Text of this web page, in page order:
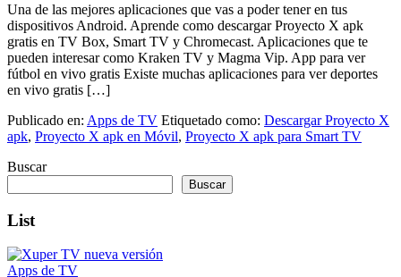
Una de las mejores aplicaciones que vas a poder tener en tus
dispositivos Android. Aprende como descargar Proyecto X apk
gratis en TV Box, Smart TV y Chromecast. Aplicaciones que te
pueden interesar como Kraken TV y Magma Vip. App para ver
fútbol en vivo gratis Existe muchas aplicaciones para ver deportes
en vivo gratis […]
Publicado en: Apps de TV Etiquetado como: Descargar Proyecto X
apk, Proyecto X apk en Móvil, Proyecto X apk para Smart TV
Buscar
Buscar
List
Apps de TV